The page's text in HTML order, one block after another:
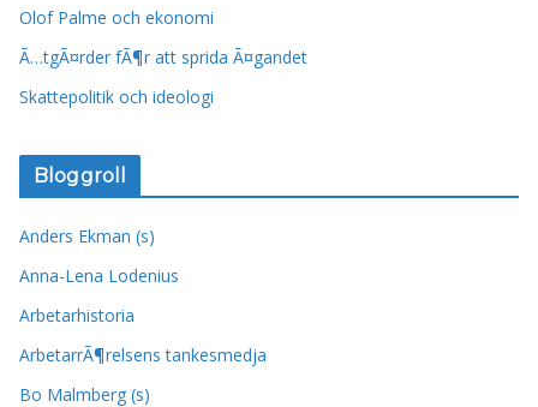
Olof Palme och ekonomi
Ã…tgÃ¤rder fÃ¶r att sprida Ã¤gandet
Skattepolitik och ideologi
Bloggroll
Anders Ekman (s)
Anna-Lena Lodenius
Arbetarhistoria
ArbetarrÃ¶relsens tankesmedja
Bo Malmberg (s)